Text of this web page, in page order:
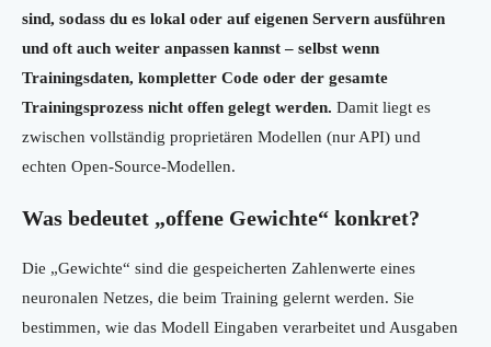
sind, sodass du es lokal oder auf eigenen Servern ausführen
und oft auch weiter anpassen kannst – selbst wenn
Trainingsdaten, kompletter Code oder der gesamte
Trainingsprozess nicht offen gelegt werden. Damit liegt es
zwischen vollständig proprietären Modellen (nur API) und
echten Open-Source-Modellen.
Was bedeutet „offene Gewichte“ konkret?
Die „Gewichte“ sind die gespeicherten Zahlenwerte eines
neuronalen Netzes, die beim Training gelernt werden. Sie
bestimmen, wie das Modell Eingaben verarbeitet und Ausgaben